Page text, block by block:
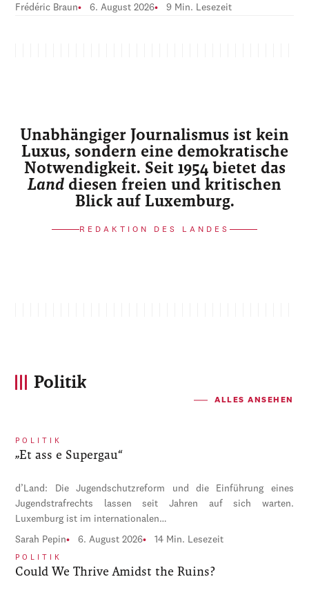
Frédéric Braun 6. August 2026 9 Min. Lesezeit
Unabhängiger Journalismus ist kein
Luxus, sondern eine demokratische
Notwendigkeit. Seit 1954 bietet das
Land diesen freien und kritischen
Blick auf Luxemburg.
REDAKTION DES LANDES
Politik
ALLES ANSEHEN
POLITIK
„Et ass e Supergau“
d’Land: Die Jugendschutzreform und die Einführung eines
Jugendstrafrechts lassen seit Jahren auf sich warten.
Luxemburg ist im internationalen…
Sarah Pepin 6. August 2026 14 Min. Lesezeit
POLITIK
Could We Thrive Amidst the Ruins?